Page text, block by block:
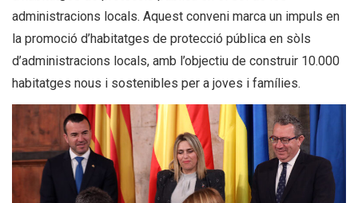
administracions locals. Aquest conveni marca un impuls en
la promoció d’habitatges de protecció pública en sòls
d’administracions locals, amb l’objectiu de construir 10.000
habitatges nous i sostenibles per a joves i famílies.